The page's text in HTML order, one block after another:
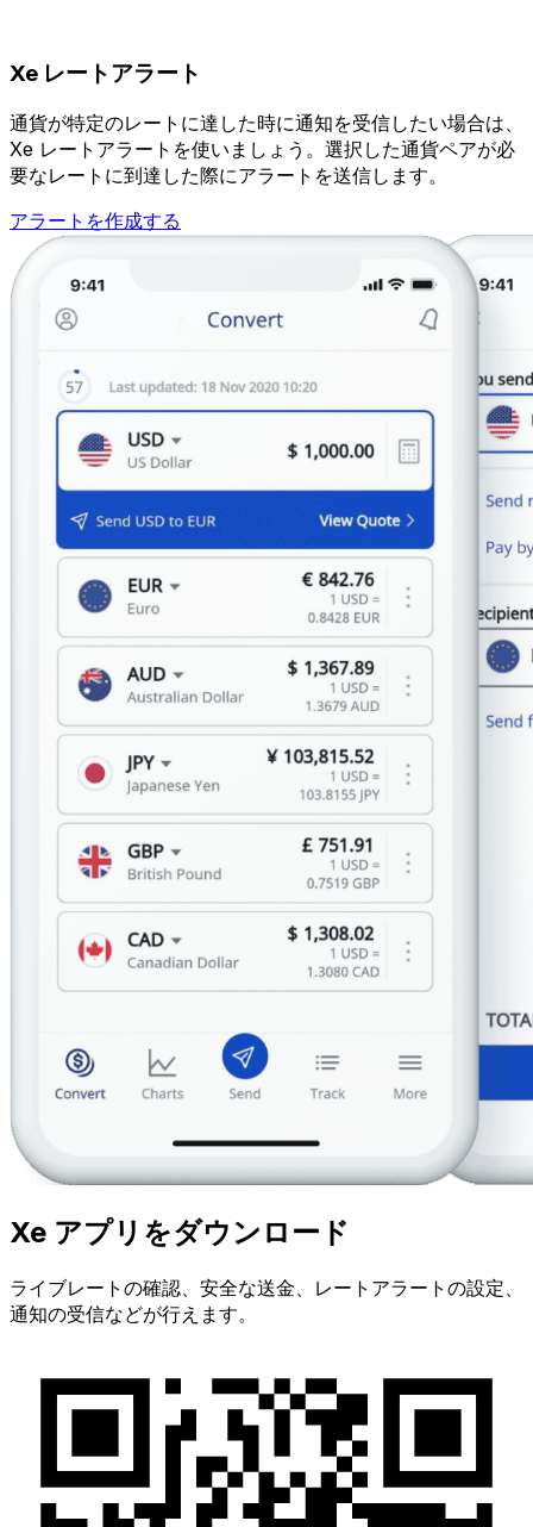
Xe レートアラート
通貨が特定のレートに達した時に通知を受信したい場合は、
Xe レートアラートを使いましょう。選択した通貨ペアが必
要なレートに到達した際にアラートを送信します。
アラートを作成する
Xe アプリをダウンロード
ライブレートの確認、安全な送金、レートアラートの設定、
通知の受信などが行えます。